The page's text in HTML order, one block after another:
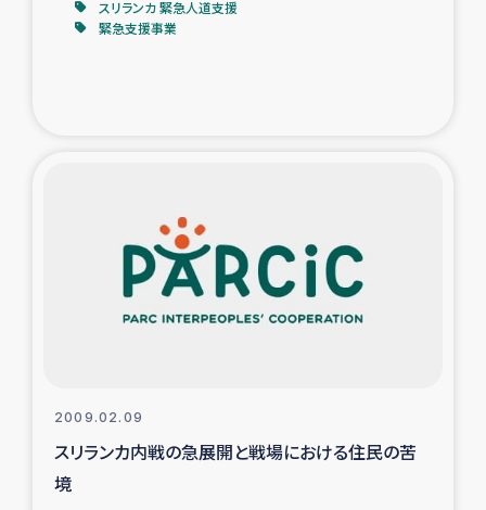
スリランカ 緊急人道支援
緊急支援事業
2009.02.09
スリランカ内戦の急展開と戦場における住民の苦
境